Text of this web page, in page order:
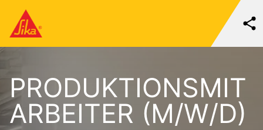
PRODUKTIONSMIT
ARBEITER (M/W/D)